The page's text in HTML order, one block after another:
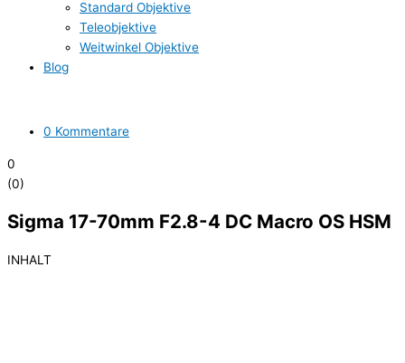
Standard Objektive
Teleobjektive
Weitwinkel Objektive
Blog
0 Kommentare
0
(0)
Sigma 17-70mm F2.8-4 DC Macro OS HSM
INHALT